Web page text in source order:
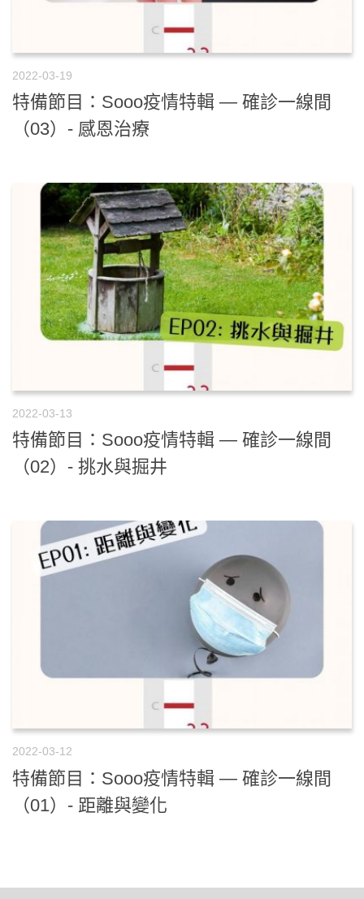
2022-03-19
特備節目：Sooo疫情特輯 — 確診一線間
（03）- 感恩治療
2022-03-13
特備節目：Sooo疫情特輯 — 確診一線間
（02）- 挑水與掘井
2022-03-12
特備節目：Sooo疫情特輯 — 確診一線間
（01）- 距離與變化